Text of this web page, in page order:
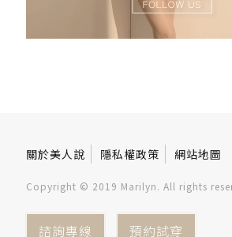
關於美人說 隱私權政策 網站地圖
Copyright © 2019 Marilyn. All rights
諮詢專線 預約試穿